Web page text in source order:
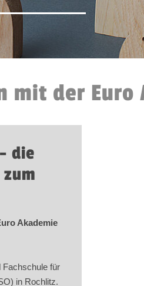
mit der Euro
die
zum
Akademie
Fachschule für
in Rochlitz.